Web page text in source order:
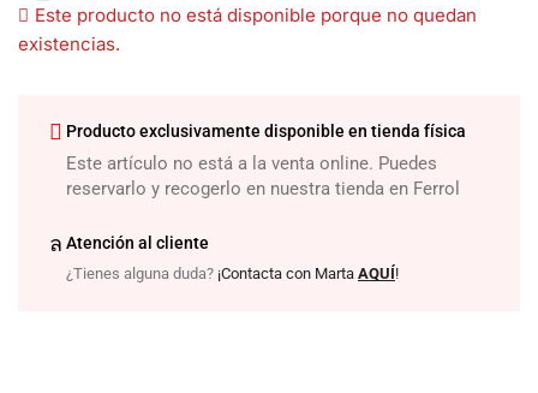
Este producto no está disponible porque no quedan
existencias.
Producto exclusivamente disponible en tienda física
Este artículo no está a la venta online. Puedes
reservarlo y recogerlo en nuestra tienda en Ferrol
Atención al cliente
¿Tienes alguna duda? ¡Contacta con Marta AQUÍ!